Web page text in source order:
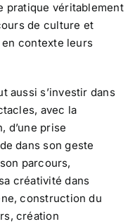
pratique véritablement
de culture et
contexte leurs
aussi s’investir dans
avec la
d’une prise
dans son geste
parcours,
créativité dans
construction du
création